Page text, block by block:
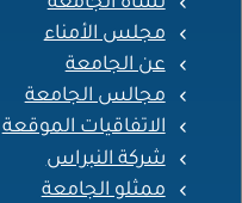
مجلس الأمناء
عن الجامعة
مجالس الجامعة
الاتفاقيات الموقعة
شركة النبراس
ممثلو الجامعة